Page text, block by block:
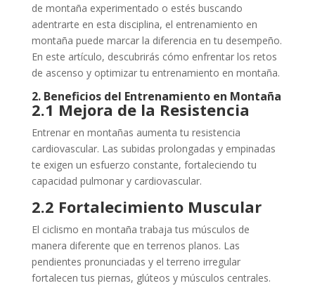
de montaña experimentado o estés buscando
adentrarte en esta disciplina, el entrenamiento en
montaña puede marcar la diferencia en tu desempeño.
En este artículo, descubrirás cómo enfrentar los retos
de ascenso y optimizar tu entrenamiento en montaña.
2. Beneficios del Entrenamiento en Montaña
2.1 Mejora de la Resistencia
Entrenar en montañas aumenta tu resistencia
cardiovascular. Las subidas prolongadas y empinadas
te exigen un esfuerzo constante, fortaleciendo tu
capacidad pulmonar y cardiovascular.
2.2 Fortalecimiento Muscular
El ciclismo en montaña trabaja tus músculos de
manera diferente que en terrenos planos. Las
pendientes pronunciadas y el terreno irregular
fortalecen tus piernas, glúteos y músculos centrales.